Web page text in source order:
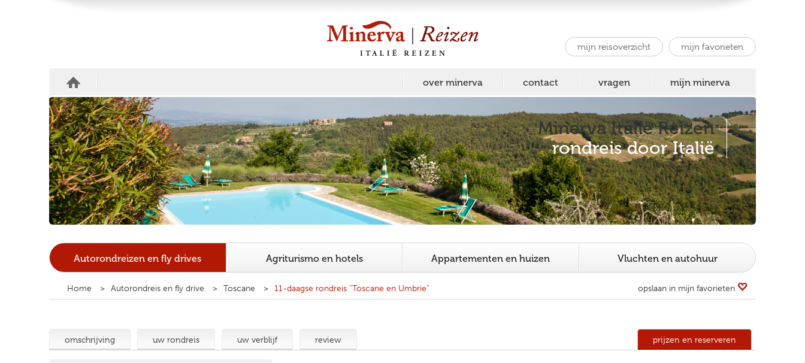
mijn reisoverzicht mijn favorieten
over minerva contact vragen mijn minerva
Minerva Italië Reizen
rondreis door Italië
Autorondreizen en fly drives Agriturismo en hotels Appartementen en huizen Vluchten en autohuur
Home Autorondreis en fly drive Toscane 11-daagse rondreis “Toscane en Umbrie” opslaan in mijn favorieten
omschrijving uw rondreis uw verblijf review prijzen en reserveren